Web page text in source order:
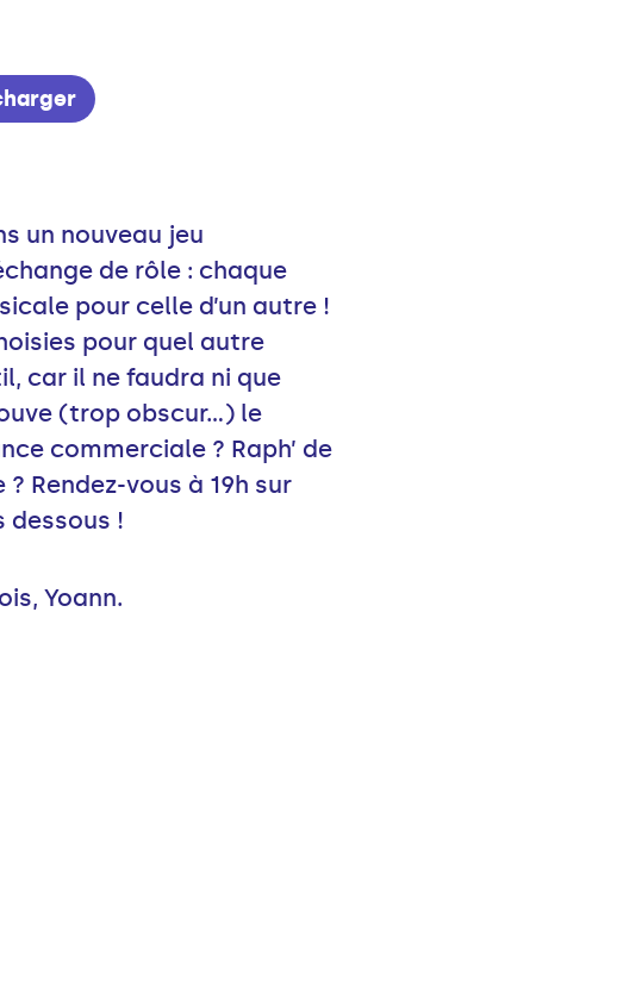
un nouveau jeu
de rôle : chaque
pour celle d’un autre !
pour quel autre
car il ne faudra ni que
(trop obscur…) le
commerciale ? Raph’ de
Rendez-vous à 19h sur
dessous !
Yoann.